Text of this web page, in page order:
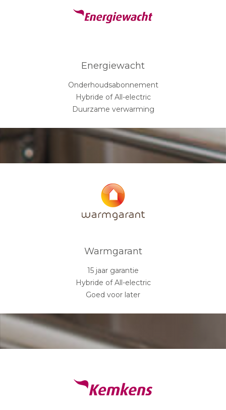
Energiewacht
Onderhoudsabonnement
Hybride of All-electric
Duurzame verwarming
Warmgarant
15 jaar garantie
Hybride of All-electric
Goed voor later